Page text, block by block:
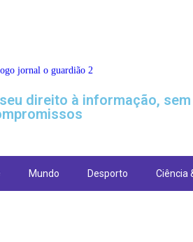
direito à informação, sem
Mundo Desporto Ciência